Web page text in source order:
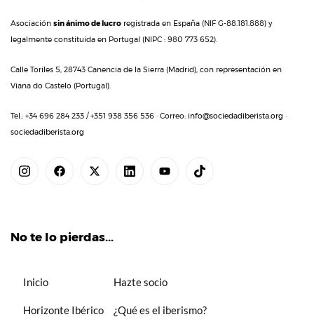
Asociación sin ánimo de lucro registrada en España (NIF G-88.181.888) y
legalmente constituida en Portugal (NIPC : 980 773 652).
Calle Toriles 5, 28743 Canencia de la Sierra (Madrid), con representación en
Viana do Castelo (Portugal).
Tel.: +34 696 284 233 / +351 938 356 536 · Correo: info@sociedadiberista.org ·
sociedadiberista.org
No te lo pierdas...
Inicio
Horizonte Ibérico
Hazte socio
¿Qué es el iberismo?